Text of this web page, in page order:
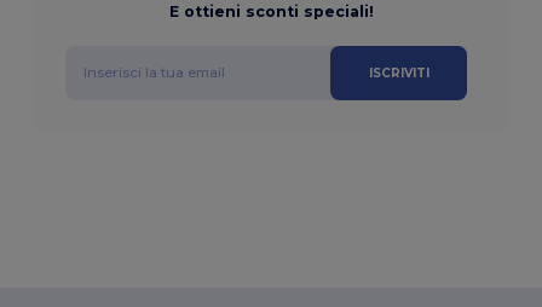
E ottieni sconti speciali!
ISCRIVITI